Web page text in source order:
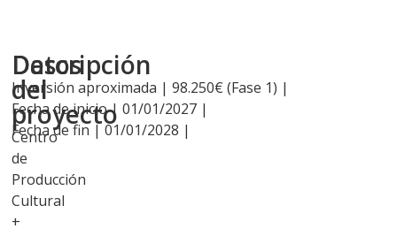
Descripción
del
proyecto
Centro
de
Producción
Cultural
+
Datos
Inversión aproximada | 98.250€ (Fase 1) |
Fecha de inicio | 01/01/2027 |
Fecha de fin | 01/01/2028 |